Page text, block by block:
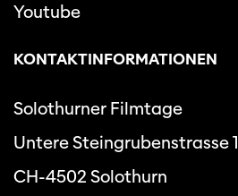
Youtube
KONTAKTINFORMATIONEN
Solothurner Filmtage
Untere Steingrubenstrasse
CH-4502 Solothurn